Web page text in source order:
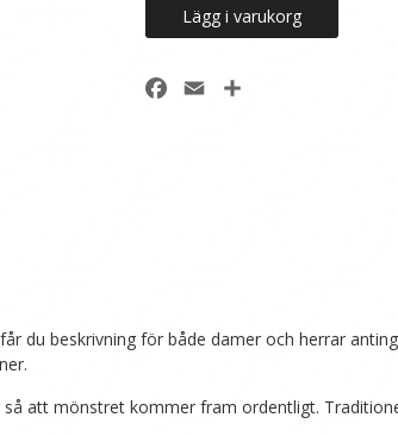
Lägg i varukorg
Facebook
Email
du beskrivning för både damer och herrar
att mönstret kommer fram ordentligt.